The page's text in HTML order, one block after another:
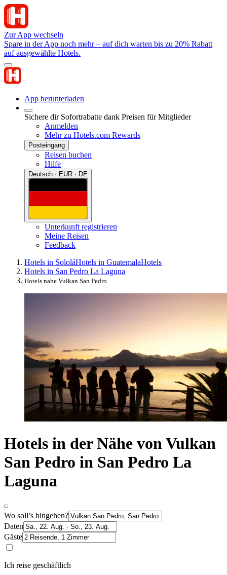
Zur App wechseln
Spare in der App noch mehr – auf dich warten bis zu 20% Rabatt
auf ausgewählte Hotels.
App herunterladen
Sichere dir Sofortrabatte dank Preisen für Mitglieder
Anmelden
Mehr zu Hotels.com Rewards
Posteingang
Reisen buchen
Hilfe
Deutsch · EUR · DE
Unterkunft registrieren
Meine Reisen
Feedback
Hotels in SololáHotels in GuatemalaHotels
Hotels in San Pedro La Laguna
Hotels nahe Vulkan San Pedro
Hotels in der Nähe von Vulkan
San Pedro in San Pedro La
Laguna
Wo soll’s hingehen?
Daten
Gäste
Ich reise geschäftlich